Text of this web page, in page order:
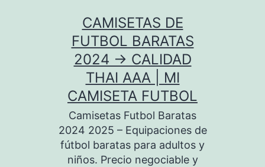
CAMISETAS DE
FUTBOL BARATAS
2024 → CALIDAD
THAI AAA | MI
CAMISETA FUTBOL
Camisetas Futbol Baratas
2024 2025 – Equipaciones de
fútbol baratas para adultos y
niños. Precio negociable y